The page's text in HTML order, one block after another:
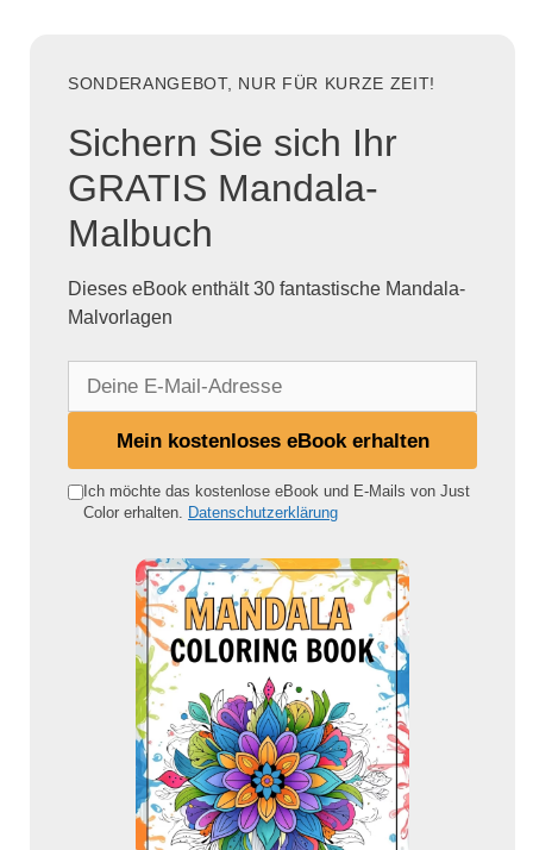
SONDERANGEBOT, NUR FÜR KURZE ZEIT!
Sichern Sie sich Ihr
GRATIS Mandala-
Malbuch
Dieses eBook enthält 30 fantastische Mandala-
Malvorlagen
e
Mein kostenloses eBook erhalten
Ich möchte das kostenlose eBook und E-Mails von Just
Color erhalten. Datenschutzerklärung